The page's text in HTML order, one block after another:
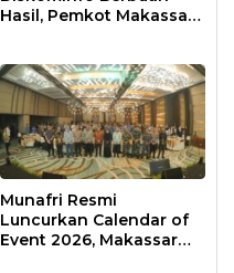
Hasil, Pemkot Makassar
Munafri Resmi
Luncurkan Calendar of
Event 2026, Makassar